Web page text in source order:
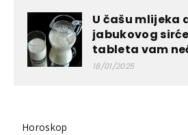
U čašu mlijeka
jabukovog
tableta vam
18/01/2025
Horoskop